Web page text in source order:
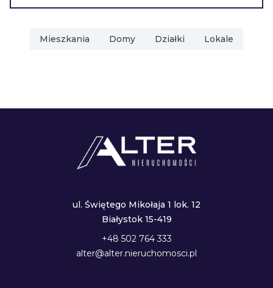
Mieszkania Domy Działki Lokale
ul. Świętego Mikołaja 1 lok. 12
Białystok 15-419
+48 502 764 333
alter@alter.nieruchomosci.pl